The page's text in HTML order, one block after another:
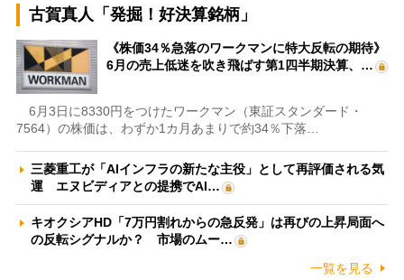
古賀真人「発掘！好決算銘柄」
《株価34％急落のワークマンに特大反転の期待》
6月の売上低迷を吹き飛ばす第1四半期決算、…
6月3日に8330円をつけたワークマン（東証スタンダード・
7564）の株価は、わずか1カ月あまりで約34％下落…
三菱重工が「AIインフラの新たな主役」として再評価される気
運 エヌビディアとの提携でAI…
キオクシアHD「7万円割れからの急反発」は再びの上昇局面へ
の反転シグナルか？ 市場のムー…
一覧を見る